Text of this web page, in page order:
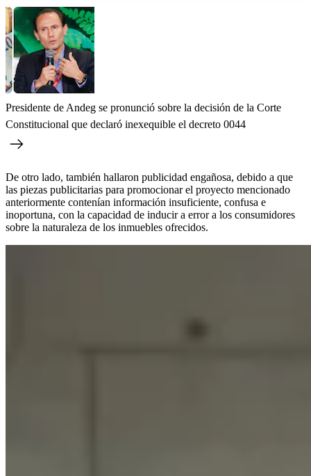
Presidente de Andeg se pronunció sobre la decisión de la Corte
Constitucional que declaró inexequible el decreto 0044
De otro lado, también hallaron publicidad engañosa, debido a que
las piezas publicitarias para promocionar el proyecto mencionado
anteriormente contenían información insuficiente, confusa e
inoportuna, con la capacidad de inducir a error a los consumidores
sobre la naturaleza de los inmuebles ofrecidos.